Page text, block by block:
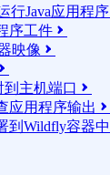
行Java应用程序
序工件 
映像 

到主机端口 
应用程序输出 
到Wildfly容器中